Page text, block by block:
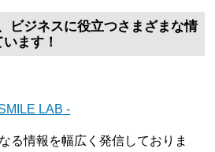
ビジネスに役立つさまざまな情
ます！
LAB -
る情報を幅広く発信しておりま